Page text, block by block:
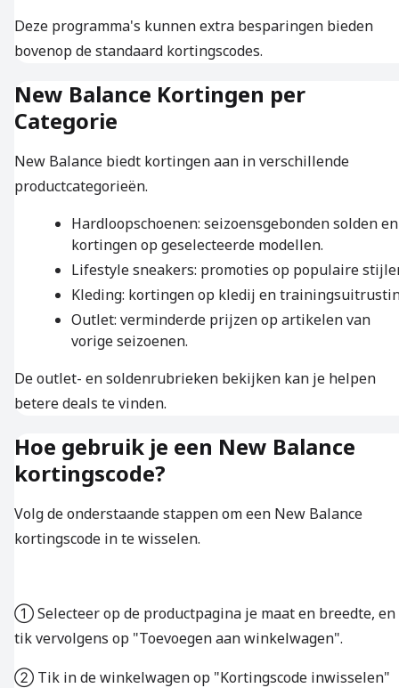
Deze programma's kunnen extra besparingen bieden
bovenop de standaard kortingscodes.
New Balance Kortingen per
Categorie
New Balance biedt kortingen aan in verschillende
productcategorieën.
Hardloopschoenen: seizoensgebonden solden en
kortingen op geselecteerde modellen.
Lifestyle sneakers: promoties op populaire
Kleding: kortingen op kledij en
Outlet: verminderde prijzen op artikelen van
vorige seizoenen.
De outlet- en soldenrubrieken bekijken kan je helpen
betere deals te vinden.
Hoe gebruik je een New Balance
kortingscode?
Volg de onderstaande stappen om een New Balance
kortingscode in te wisselen.
① Selecteer op de productpagina je maat en breedte, en
tik vervolgens op "Toevoegen aan winkelwagen".
② Tik in de winkelwagen op "Kortingscode inwisselen"